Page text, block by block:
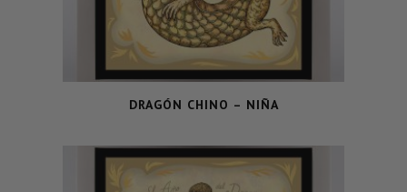
DRAGÓN CHINO – NIÑA